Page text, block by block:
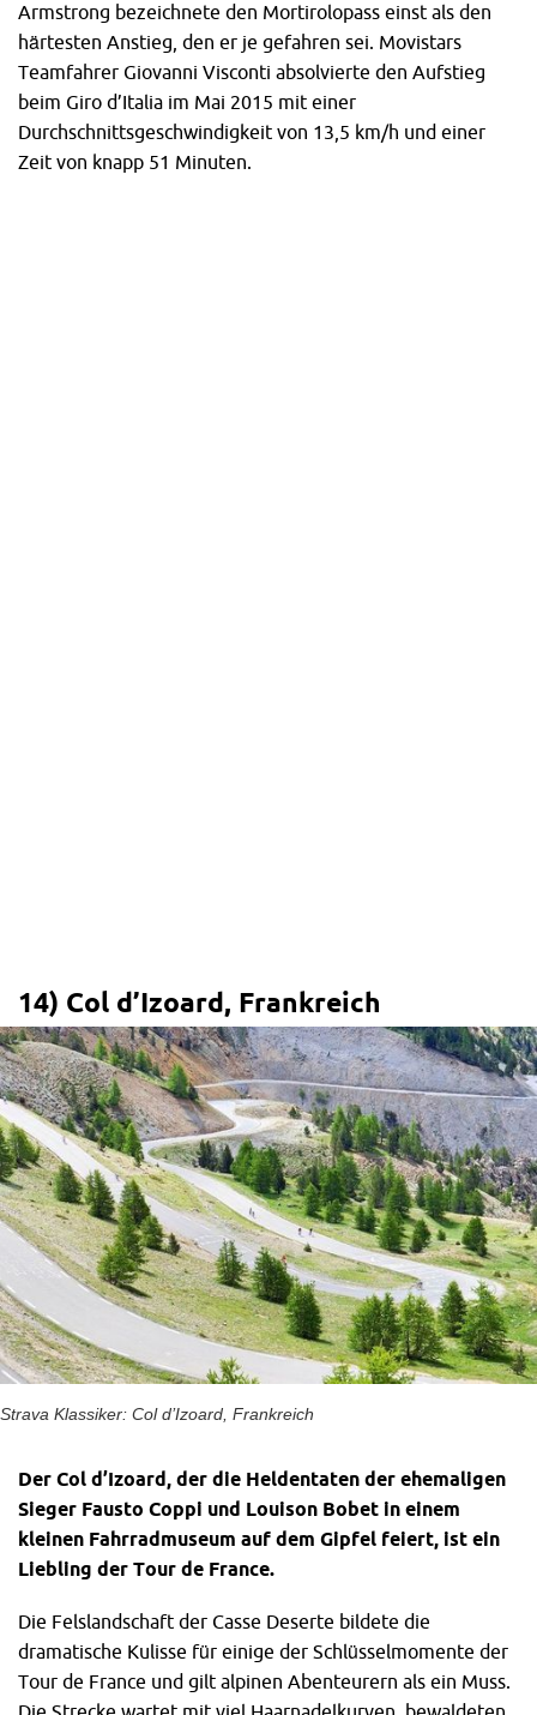
Armstrong bezeichnete den Mortirolopass einst als den
härtesten Anstieg, den er je gefahren sei. Movistars
Teamfahrer Giovanni Visconti absolvierte den Aufstieg
beim Giro d’Italia im Mai 2015 mit einer
Durchschnittsgeschwindigkeit von 13,5 km/h und einer
Zeit von knapp 51 Minuten.
14) Col d’Izoard, Frankreich
Strava Klassiker: Col d’Izoard, Frankreich
Der Col d’Izoard, der die Heldentaten der ehemaligen
Sieger Fausto Coppi und Louison Bobet in einem
kleinen Fahrradmuseum auf dem Gipfel feiert, ist ein
Liebling der Tour de France.
Die Felslandschaft der Casse Deserte bildete die
dramatische Kulisse für einige der Schlüsselmomente der
Tour de France und gilt alpinen Abenteurern als ein Muss.